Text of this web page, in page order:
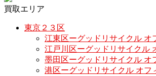
買取エリア
東京２３区
江東区ーグッドリサイクル オ
江戸川区ーグッドリサイクル
墨田区ーグッドリサイクル オ
港区ーグッドリサイクル オフ